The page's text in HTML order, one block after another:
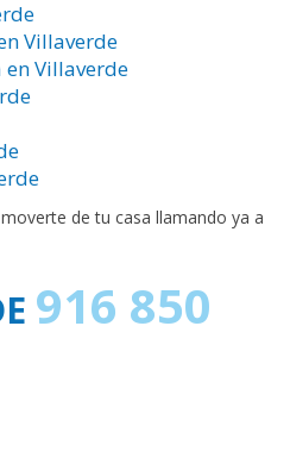
Villaverde
en Villaverde
de tu casa llamando ya a
916 850